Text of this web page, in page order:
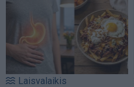
Laisvalaikis